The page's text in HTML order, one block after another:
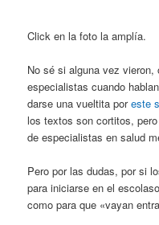
Click en la foto la amplía.
No sé si alguna vez
especialistas cuando
darse una vueltita poreste
los textos son cortitos,
de especialistas en salud
Pero por las dudas, por si
para iniciarse en el
como para que «vayan